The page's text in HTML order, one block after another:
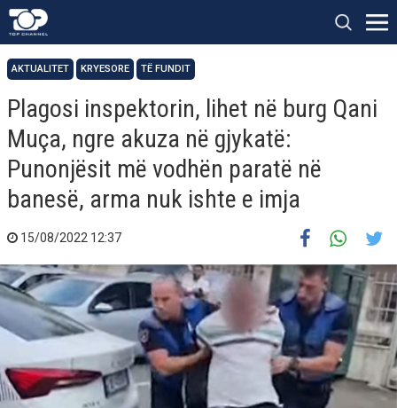
AKTUALITET KRYESORE TË FUNDIT
Plagosi inspektorin, lihet në burg Qani
Muça, ngre akuza në gjykatë:
Punonjësit më vodhën paratë në
banesë, arma nuk ishte e imja
15/08/2022 12:37